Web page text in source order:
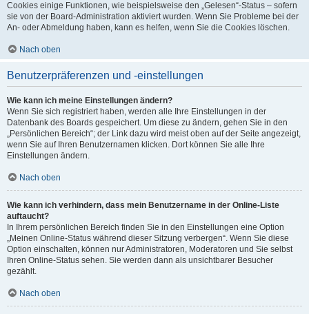
Cookies einige Funktionen, wie beispielsweise den „Gelesen“-Status – sofern
sie von der Board-Administration aktiviert wurden. Wenn Sie Probleme bei der
An- oder Abmeldung haben, kann es helfen, wenn Sie die Cookies löschen.
Nach oben
Benutzerpräferenzen und -einstellungen
Wie kann ich meine Einstellungen ändern?
Wenn Sie sich registriert haben, werden alle Ihre Einstellungen in der
Datenbank des Boards gespeichert. Um diese zu ändern, gehen Sie in den
„Persönlichen Bereich“; der Link dazu wird meist oben auf der Seite angezeigt,
wenn Sie auf Ihren Benutzernamen klicken. Dort können Sie alle Ihre
Einstellungen ändern.
Nach oben
Wie kann ich verhindern, dass mein Benutzername in der Online-Liste
auftaucht?
In Ihrem persönlichen Bereich finden Sie in den Einstellungen eine Option
„Meinen Online-Status während dieser Sitzung verbergen“. Wenn Sie diese
Option einschalten, können nur Administratoren, Moderatoren und Sie selbst
Ihren Online-Status sehen. Sie werden dann als unsichtbarer Besucher
gezählt.
Nach oben